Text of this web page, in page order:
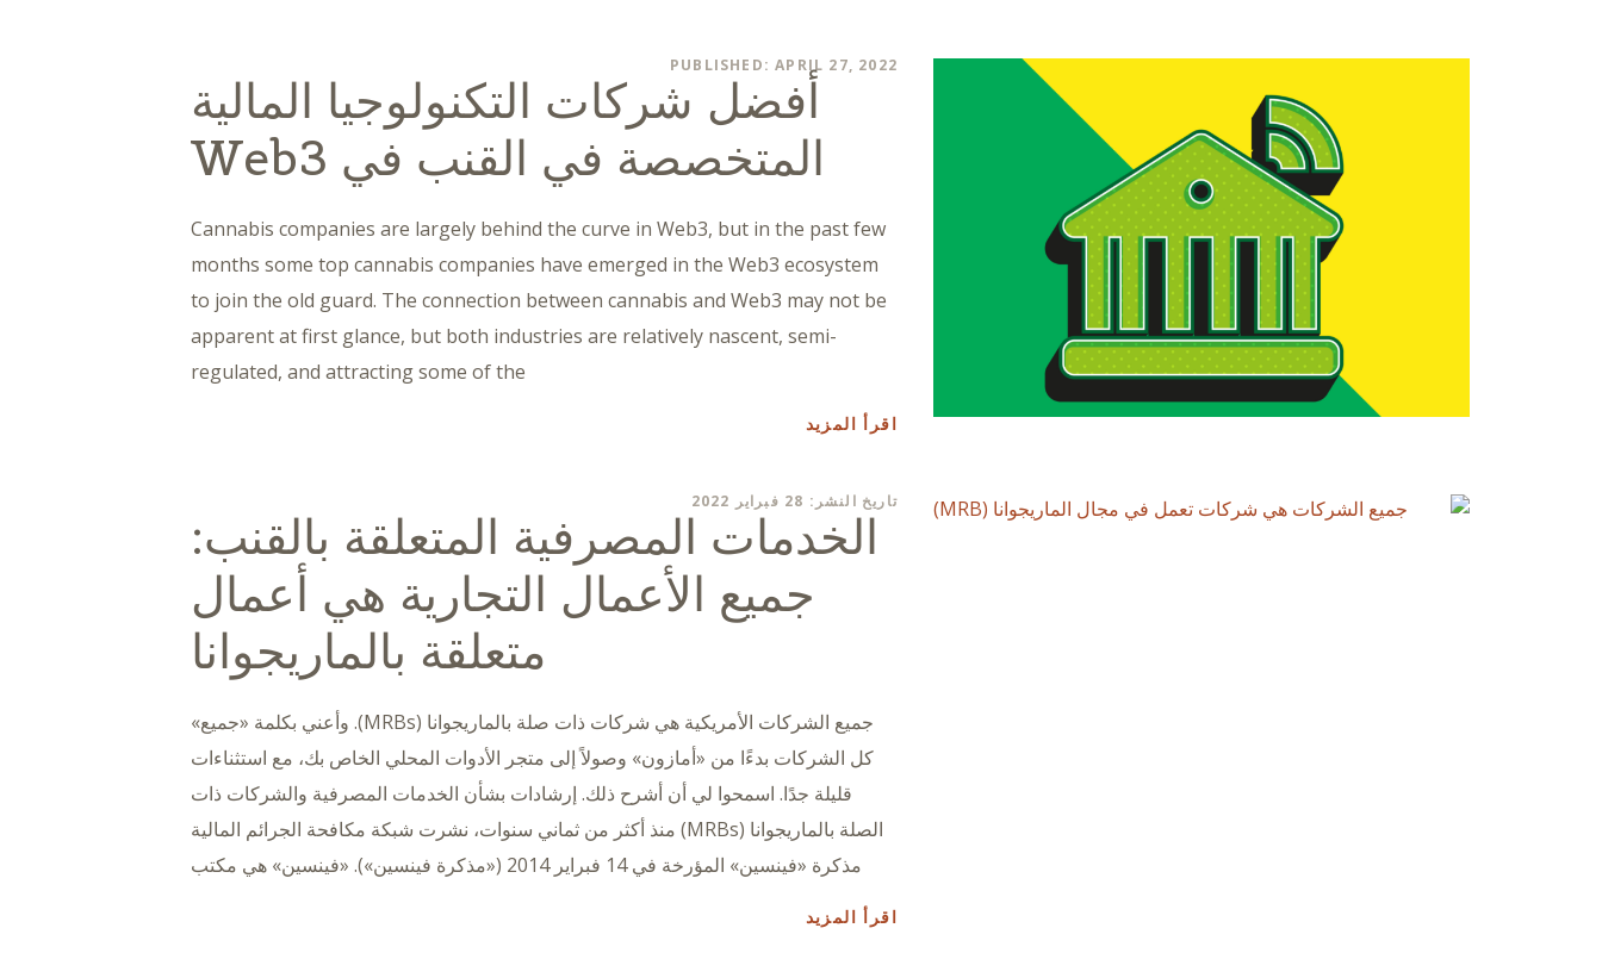
PUBLISHED: APRIL 27, 2022
أفضل شركات التكنولوجيا المالية
المتخصصة في القنب في Web3
Cannabis companies are largely behind the curve in Web3, but in the past few
months some top cannabis companies have emerged in the Web3 ecosystem
to join the old guard. The connection between cannabis and Web3 may not be
apparent at first glance, but both industries are relatively nascent, semi-
regulated, and attracting some of the
اقرأ المزيد
تاريخ النشر: 28 فبراير 2022
الخدمات المصرفية المتعلقة بالقنب:
جميع الأعمال التجارية هي أعمال
متعلقة بالماريجوانا
جميع الشركات الأمريكية هي شركات ذات صلة بالماريجوانا (MRBs). وأعني بكلمة «جميع»
كل الشركات بدءًا من «أمازون» وصولاً إلى متجر الأدوات المحلي الخاص بك، مع استثناءات
قليلة جدًا. اسمحوا لي أن أشرح ذلك. إرشادات بشأن الخدمات المصرفية والشركات ذات
الصلة بالماريجوانا (MRBs) منذ أكثر من ثماني سنوات، نشرت شبكة مكافحة الجرائم المالية
مذكرة «فينسين» المؤرخة في 14 فبراير 2014 («مذكرة فينسين»). «فينسين» هي مكتب
اقرأ المزيد